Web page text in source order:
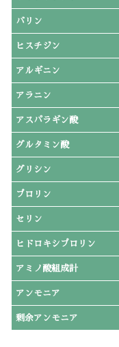
バリン
ヒスチジン
アルギニン
アラニン
アスパラギン酸
グルタミン酸
グリシン
プロリン
セリン
ヒドロキシプロリン
アミノ酸組成計
アンモニア
剰余アンモニア